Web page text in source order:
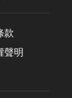
款
聲明